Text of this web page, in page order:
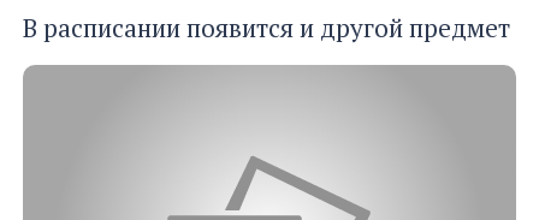
В расписании появится и другой предмет